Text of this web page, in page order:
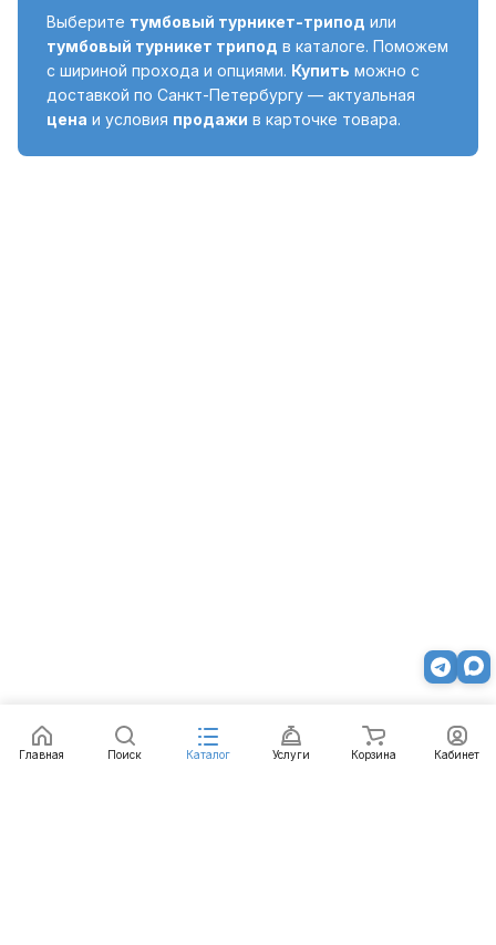
Выберите тумбовый турникет-трипод или
тумбовый турникет трипод в каталоге. Поможем
с шириной прохода и опциями. Купить можно с
доставкой по Санкт-Петербургу — актуальная
цена и условия продажи в карточке товара.
Главная Поиск Каталог Услуги Корзина Кабинет